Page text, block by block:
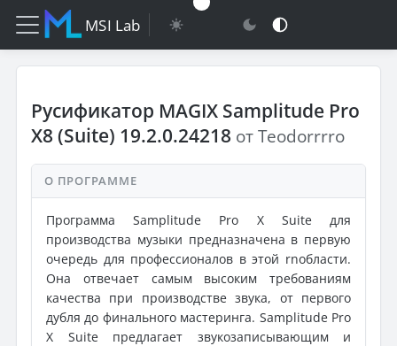
MSI Lab
Русификатор MAGIX Samplitude Pro
X8 (Suite) 19.2.0.24218 от Teodorrrro
О ПРОГРАММЕ
Программа Samplitude Pro X Suite для
производства музыки предназначена в первую
очередь для профессионалов в этой rnобласти.
Она отвечает самым высоким требованиям
качества при производстве звука, от первого
дубля до финального мастеринга. Samplitude Pro
X Suite предлагает звукозаписывающим и